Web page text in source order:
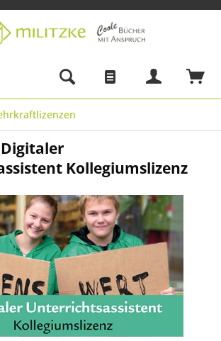
Kollegiumslizenz